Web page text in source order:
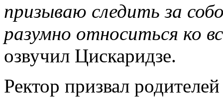
призываю следить за
разумно относиться ко
озвучил Цискаридзе.
Ректор призвал